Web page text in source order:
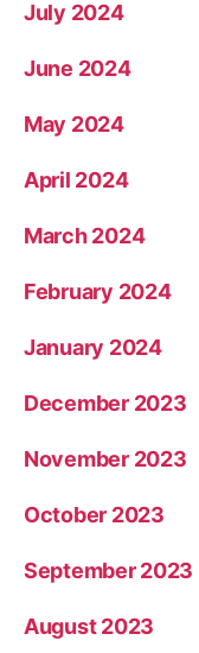
July 2024
June 2024
May 2024
April 2024
March 2024
February 2024
January 2024
December 2023
November 2023
October 2023
September 2023
August 2023